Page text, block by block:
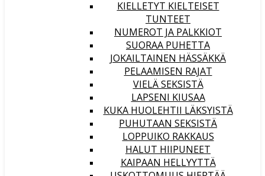
KIELLETYT KIELTEISET
TUNTEET
NUMEROT JA PALKKIOT
SUORAA PUHETTA
JOKAILTAINEN HÄSSÄKKÄ
PELAAMISEN RAJAT
VIELÄ SEKSISTÄ
LAPSENI KIUSAA
KUKA HUOLEHTII LÄKSYISTÄ
PUHUTAAN SEKSISTÄ
LOPPUIKO RAKKAUS
HALUT HIIPUNEET
KAIPAAN HELLYYTTÄ